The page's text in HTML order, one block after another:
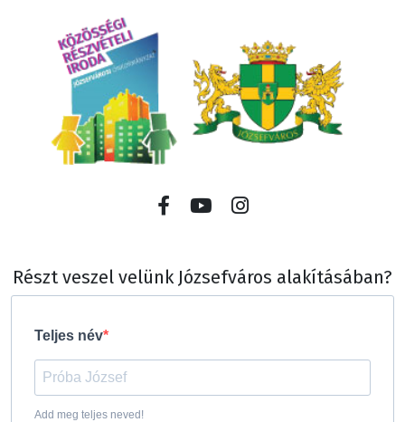
Részt veszel velünk Józsefváros alakításában?
Teljes név
Add meg teljes neved!